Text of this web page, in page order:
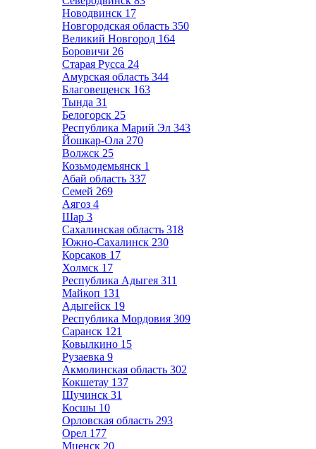
Новодвинск 17
Новгородская область 350
Великий Новгород 164
Боровичи 26
Старая Русса 24
Амурская область 344
Благовещенск 163
Тында 31
Белогорск 25
Республика Марий Эл 343
Йошкар-Ола 270
Волжск 25
Козьмодемьянск 1
Абай область 337
Семей 269
Аягоз 4
Шар 3
Сахалинская область 318
Южно-Сахалинск 230
Корсаков 17
Холмск 17
Республика Адыгея 311
Майкоп 131
Адыгейск 19
Республика Мордовия 309
Саранск 121
Ковылкино 15
Рузаевка 9
Акмолинская область 302
Кокшетау 137
Щучинск 31
Косшы 10
Орловская область 293
Орел 177
Мценск 20